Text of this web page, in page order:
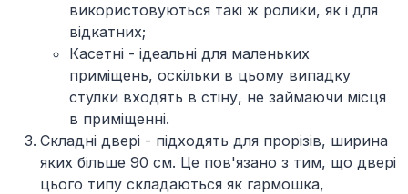
використовуються такі ж ролики, як і для
відкатних;
Касетні - ідеальні для маленьких
приміщень, оскільки в цьому випадку
стулки входять в стіну, не займаючи місця
в приміщенні.
Складні двері - підходять для прорізів, ширина
яких більше 90 см. Це пов'язано з тим, що двері
цього типу складаються як гармошка,